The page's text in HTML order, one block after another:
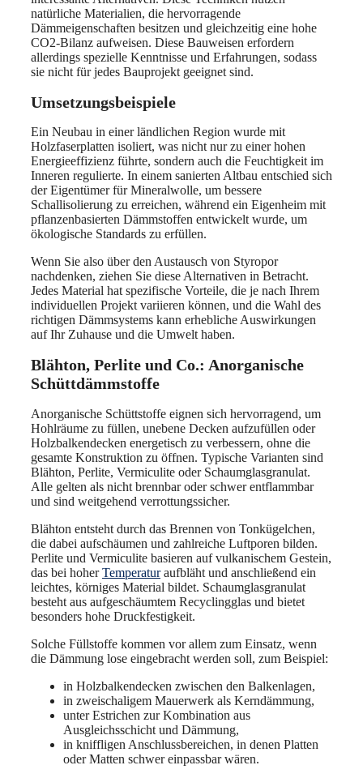
natürliche Materialien, die hervorragende
Dämmeigenschaften besitzen und gleichzeitig eine hohe
CO2-Bilanz aufweisen. Diese Bauweisen erfordern
allerdings spezielle Kenntnisse und Erfahrungen, sodass
sie nicht für jedes Bauprojekt geeignet sind.
Umsetzungsbeispiele
Ein Neubau in einer ländlichen Region wurde mit
Holzfaserplatten isoliert, was nicht nur zu einer hohen
Energieeffizienz führte, sondern auch die Feuchtigkeit im
Inneren regulierte. In einem sanierten Altbau entschied sich
der Eigentümer für Mineralwolle, um bessere
Schallisolierung zu erreichen, während ein Eigenheim mit
pflanzenbasierten Dämmstoffen entwickelt wurde, um
ökologische Standards zu erfüllen.
Wenn Sie also über den Austausch von Styropor
nachdenken, ziehen Sie diese Alternativen in Betracht.
Jedes Material hat spezifische Vorteile, die je nach Ihrem
individuellen Projekt variieren können, und die Wahl des
richtigen Dämmsystems kann erhebliche Auswirkungen
auf Ihr Zuhause und die Umwelt haben.
Blähton, Perlite und Co.: Anorganische
Schüttdämmstoffe
Anorganische Schüttstoffe eignen sich hervorragend, um
Hohlräume zu füllen, unebene Decken aufzufüllen oder
Holzbalkendecken energetisch zu verbessern, ohne die
gesamte Konstruktion zu öffnen. Typische Varianten sind
Blähton, Perlite, Vermiculite oder Schaumglasgranulat.
Alle gelten als nicht brennbar oder schwer entflammbar
und sind weitgehend verrottungssicher.
Blähton entsteht durch das Brennen von Tonkügelchen,
die dabei aufschäumen und zahlreiche Luftporen bilden.
Perlite und Vermiculite basieren auf vulkanischem Gestein,
das bei hoherTemperaturaufbläht und anschließend ein
leichtes, körniges Material bildet. Schaumglasgranulat
besteht aus aufgeschäumtem Recyclingglas und bietet
besonders hohe Druckfestigkeit.
Solche Füllstoffe kommen vor allem zum Einsatz, wenn
die Dämmung lose eingebracht werden soll, zum Beispiel:
in Holzbalkendecken zwischen den Balkenlagen,
in zweischaligem Mauerwerk als Kerndämmung,
unter Estrichen zur Kombination aus
Ausgleichsschicht und Dämmung,
in kniffligen Anschlussbereichen, in denen Platten
oder Matten schwer einpassbar wären.